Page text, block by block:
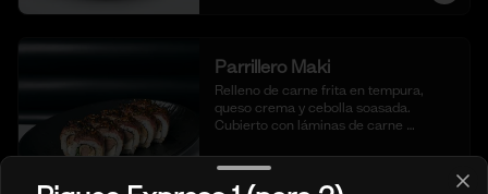
Parrillero Maki
Relleno de carne frita en tempura,
queso crema y cebolla soasada.
Cubierto con láminas de carne
china fresca. (10 cortes)
S/ 25.90